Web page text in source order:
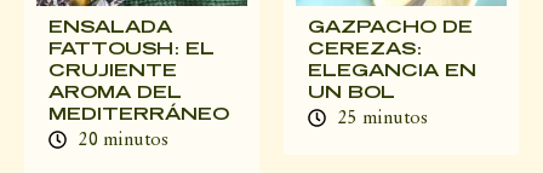
ENSALADA
FATTOUSH: EL
CRUJIENTE
AROMA DEL
MEDITERRÁNEO
20 minutos
GAZPACHO DE
CEREZAS:
ELEGANCIA EN
UN BOL
25 minutos